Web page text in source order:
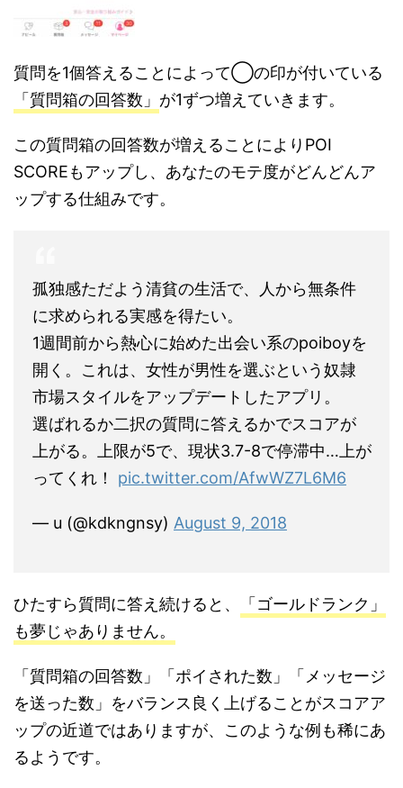
質問を1個答えることによって◯の印が付いている
「質問箱の回答数」 が1ずつ増えていきます。
この質問箱の回答数が増えることによりPOI
SCOREもアップし、あなたのモテ度がどんどんア
ップする仕組みです。
孤独感ただよう清貧の生活で、人から無条件
に求められる実感を得たい。
1週間前から熱心に始めた出会い系のpoiboyを
開く。これは、女性が男性を選ぶという奴隷
市場スタイルをアップデートしたアプリ。
選ばれるか二択の質問に答えるかでスコアが
上がる。上限が5で、現状3.7-8で停滞中…上が
ってくれ！ pic.twitter.com/AfwWZ7L6M6
— u (@kdkngnsy) August 9, 2018
ひたすら質問に答え続けると、
「ゴールドランク」
も夢じゃありません。
「質問箱の回答数」「ポイされた数」「メッセージ
を送った数」をバランス良く上げることがスコアア
ップの近道ではありますが、このような例も稀にあ
るようです。